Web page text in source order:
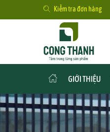
Kiểm tra đơn hàng
GIỚI THIỆU